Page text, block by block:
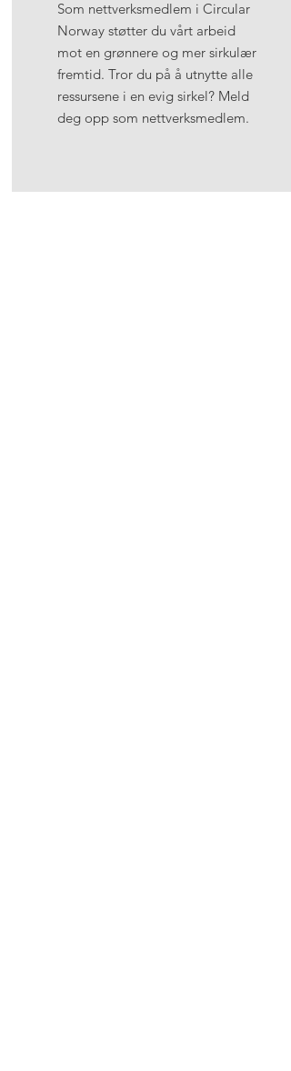
Som nettverksmedlem i Circular
Norway støtter du vårt arbeid
mot en grønnere og mer sirkulær
fremtid. Tror du på å utnytte alle
ressursene i en evig sirkel? Meld
deg opp som nettverksmedlem.